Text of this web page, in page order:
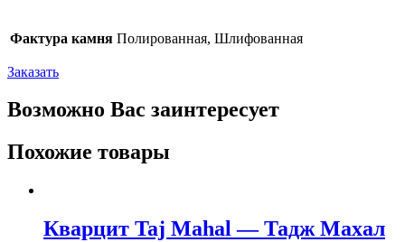
Фактура камня Полированная, Шлифованная
Заказать
Возможно Вас заинтересует
Похожие товары
Кварцит Taj Mahal — Тадж Махал